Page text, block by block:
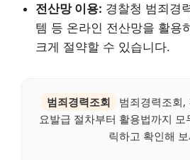
전산망 이용: 경찰청 범죄경
템 등 온라인 전산망을 활용
크게 절약할 수 있습니다.
범죄경력조회
범죄경력조회,
요발급 절차부터 활용법까지
릭하고 확인해